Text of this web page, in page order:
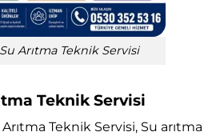
Arıtma Teknik Servisi
Teknik Servisi
Teknik Servisi, Su arıtma